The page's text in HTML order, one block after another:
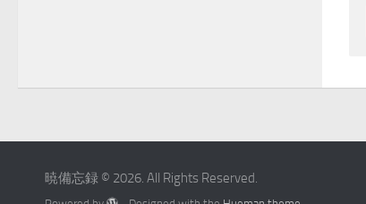
暁備忘録 © 2026. All Rights Reserved.